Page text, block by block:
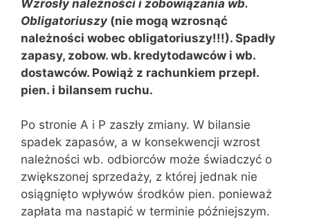
Wzrosły należności i zobowiązania wb.
Obligatoriuszy (nie mogą wzrosnąć
należności wobec obligatoriuszy!!!). Spadły
zapasy, zobow. wb. kredytodawców i wb.
dostawców. Powiąż z rachunkiem przepł.
pien. i bilansem ruchu.
Po stronie A i P zaszły zmiany. W bilansie
spadek zapasów, a w konsekwencji wzrost
należności wb. odbiorców może świadczyć o
zwiększonej sprzedaży, z której jednak nie
osiągnięto wpływów środków pien. ponieważ
zapłata ma nastapić w terminie późniejszym.